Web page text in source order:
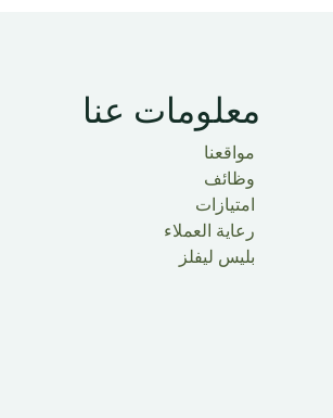
معلومات عنا
مواقعنا
وظائف
امتيازات
رعاية العملاء
بليس ليفلز